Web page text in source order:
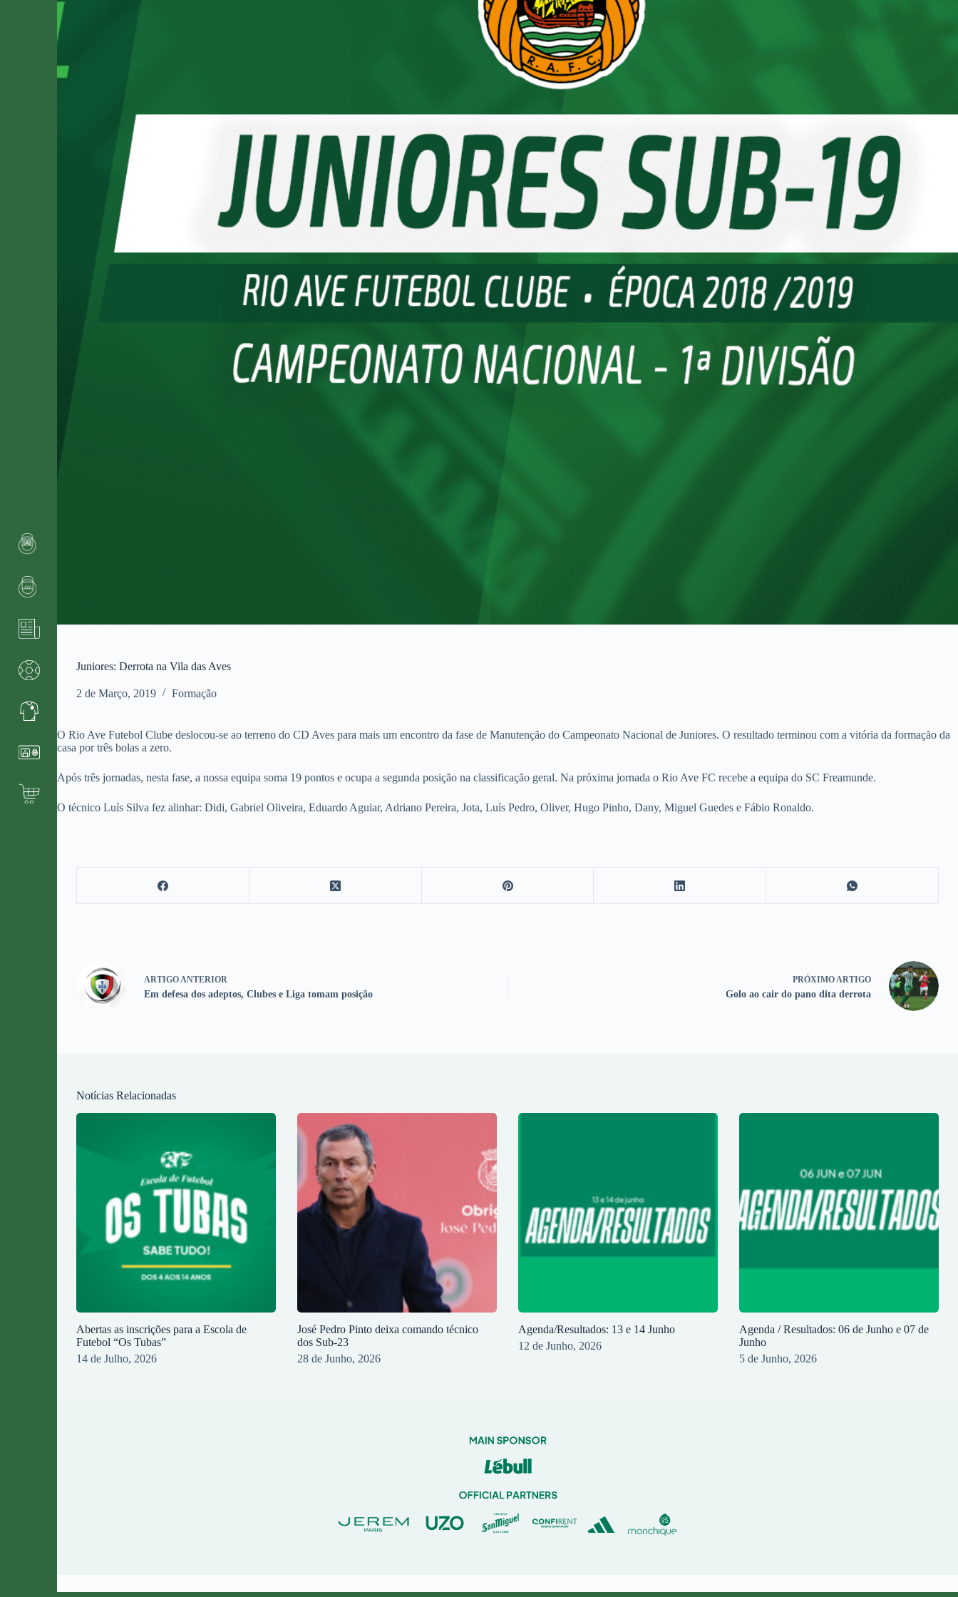
Juniores: Derrota na Vila das Aves
2 de Março, 2019 Formação
O Rio Ave Futebol Clube deslocou-se ao terreno do CD Aves para mais um encontro da fase de Manutenção do Campeonato Nacional de Juniores. O resultado terminou com a vitória da formação da
casa por três bolas a zero.
Após três jornadas, nesta fase, a nossa equipa soma 19 pontos e ocupa a segunda posição na classificação geral. Na próxima jornada o Rio Ave FC recebe a equipa do SC Freamunde.
O técnico Luís Silva fez alinhar: Didi, Gabriel Oliveira, Eduardo Aguiar, Adriano Pereira, Jota, Luís Pedro, Oliver, Hugo Pinho, Dany, Miguel Guedes e Fábio Ronaldo.
ARTIGO ANTERIOR
Em defesa dos adeptos, Clubes e Liga tomam posição
PRÓXIMO ARTIGO
Golo ao cair do pano dita derrota
Notícias Relacionadas
Abertas as inscrições para a Escola de
Futebol “Os Tubas”
14 de Julho, 2026
José Pedro Pinto deixa comando técnico
dos Sub-23
28 de Junho, 2026
Agenda/Resultados: 13 e 14 Junho
12 de Junho, 2026
Agenda / Resultados: 06 de Junho e 07 de
Junho
5 de Junho, 2026